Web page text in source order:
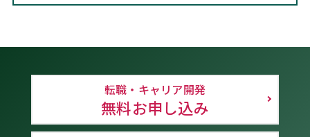
転職・キャリア開発
無料お申し込み